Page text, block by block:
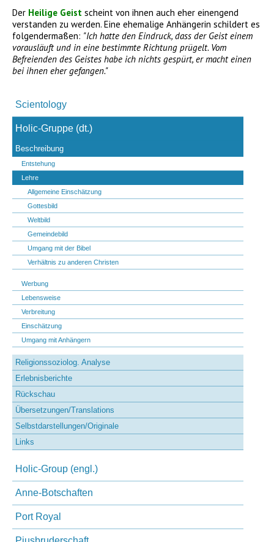
Der Heilige Geist scheint von ihnen auch eher einengend
verstanden zu werden. Eine ehemalige Anhängerin schildert es
folgendermaßen: "Ich hatte den Eindruck, dass der Geist einem
vorausläuft und in eine bestimmte Richtung prügelt. Vom
Befreienden des Geistes habe ich nichts gespürt, er macht einen
bei ihnen eher gefangen."
überspringen
Scientology
Holic-Gruppe (dt.)
Beschreibung
Entstehung
Lehre
Allgemeine Einschätzung
Gottesbild
Weltbild
Gemeindebild
Umgang mit der Bibel
Verhältnis zu anderen Christen
Werbung
Lebensweise
Verbreitung
Einschätzung
Umgang mit Anhängern
Religionssoziolog. Analyse
Erlebnisberichte
Rückschau
Übersetzungen/Translations
Selbstdarstellungen/Originale
Links
Holic-Group (engl.)
Anne-Botschaften
Port Royal